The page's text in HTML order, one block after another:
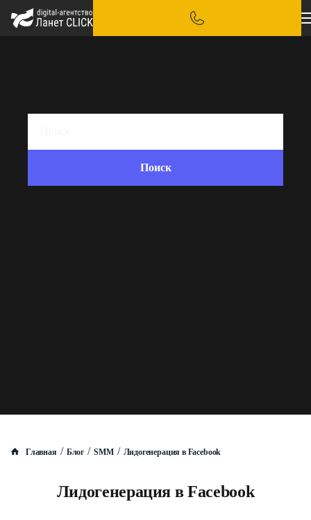
Главная / Блог / SMM / Лидогенерация в Facebook
Лидогенерация в Facebook